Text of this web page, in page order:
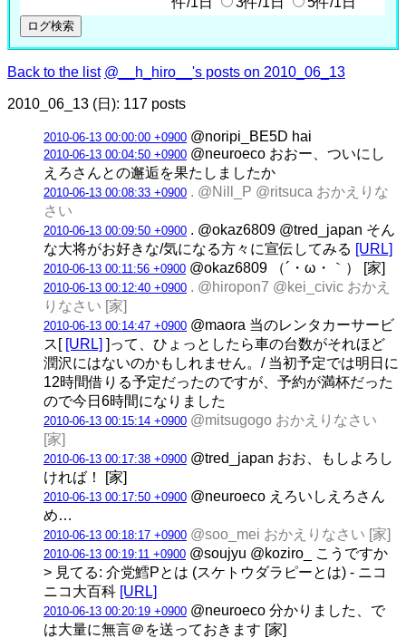
Back to the list @__h_hiro__'s posts on 2010_06_13
2010_06_13 (日): 117 posts
2010-06-13 00:00:00 +0900 @noripi_BE5D hai
2010-06-13 00:04:50 +0900 @neuroeco おおー、ついにし
えろさんとの邂逅を果たしましたか
2010-06-13 00:08:33 +0900 . @Nill_P @ritsuca おかえりな
さい
2010-06-13 00:09:50 +0900 . @okaz6809 @tred_japan そん
な大将がお好きな/気になる方々に宣伝してみる [URL]
2010-06-13 00:11:56 +0900 @okaz6809 （´・ω・｀） [家]
2010-06-13 00:12:40 +0900 . @hiropon7 @kei_civic おかえ
りなさい [家]
2010-06-13 00:14:47 +0900 @maora 当のレンタカーサービ
ス[ [URL] ]って、ひょっとしたら車の台数がそれほど
潤沢にはないのかもしれません。/ 当初予定では明日に
12時間借りる予定だったのですが、予約が満杯だった
ので今日6時間になりました
2010-06-13 00:15:14 +0900 @mitsugogo おかえりなさい
[家]
2010-06-13 00:17:38 +0900 @tred_japan おお、もしよろし
ければ！ [家]
2010-06-13 00:17:50 +0900 @neuroeco えろいしえろさん
め…
2010-06-13 00:18:17 +0900 @soo_mei おかえりなさい [家]
2010-06-13 00:19:11 +0900 @soujyu @koziro_ こうですか
> 見てる: 介党鱈Pとは (スケトウダラピーとは) - ニコ
ニコ大百科 [URL]
2010-06-13 00:20:19 +0900 @neuroeco 分かりました、で
は大量に無言＠を送っておきます [家]